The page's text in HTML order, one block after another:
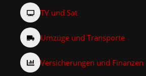
TV und Sat
Umzüge und Transporte
Versicherungen und Finanzen